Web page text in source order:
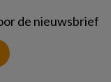
de nieuwsbrief